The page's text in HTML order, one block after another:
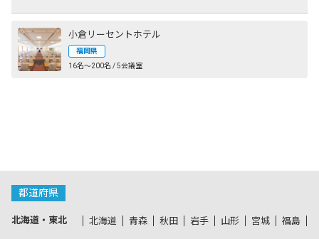
小倉リーセントホテル
福岡県
16名〜200名 / 5会議室
都道府県
北海道・東北 北海道 青森 秋田 岩手 山形 宮城 福島